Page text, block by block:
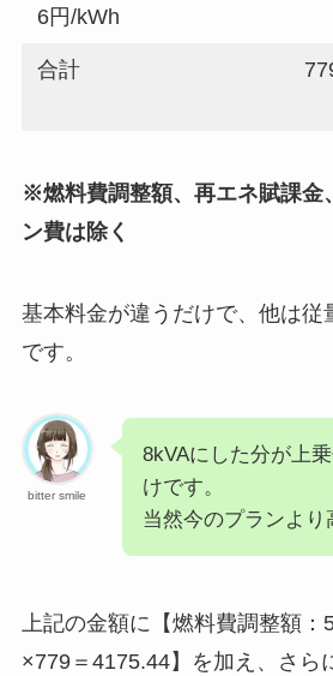
6円/kWh
合計
※燃料費調整額、再エネ賦課金
ン費は除く
基本料金が違うだけで、他は従
です。
bitter smile
8kVAにした分が上
けです。
当然今のプランより
上記の金額に【燃料費調整額：
×779＝4175.44】を加え、さら